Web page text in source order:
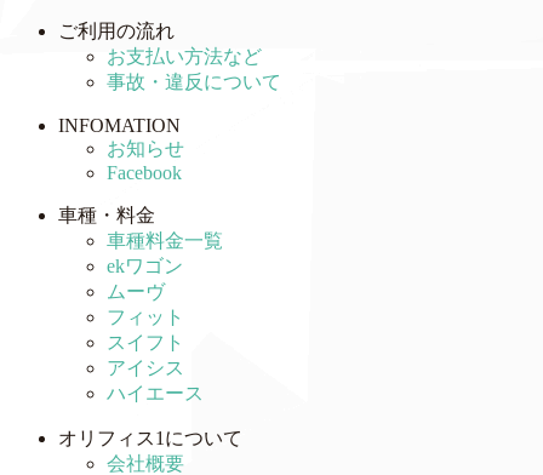
ご利用の流れ
お支払い方法など
事故・違反について
INFOMATION
お知らせ
Facebook
車種・料金
車種料金一覧
ekワゴン
ムーヴ
フィット
スイフト
アイシス
ハイエース
オリフィス1について
会社概要